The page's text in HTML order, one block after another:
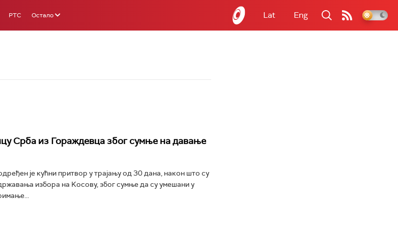
РТС Остало Lat Eng
Срба из Гораждевца због сумње на давање
је кућни притвор у трајању од 30 дана, након што су
избора на Kосову, због сумње да су умешани у